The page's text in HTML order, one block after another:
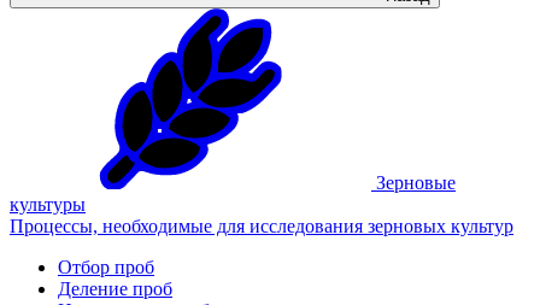
Зерновые
культуры
Процессы, необходимые для исследования зерновых культур
Отбор проб
Деление проб